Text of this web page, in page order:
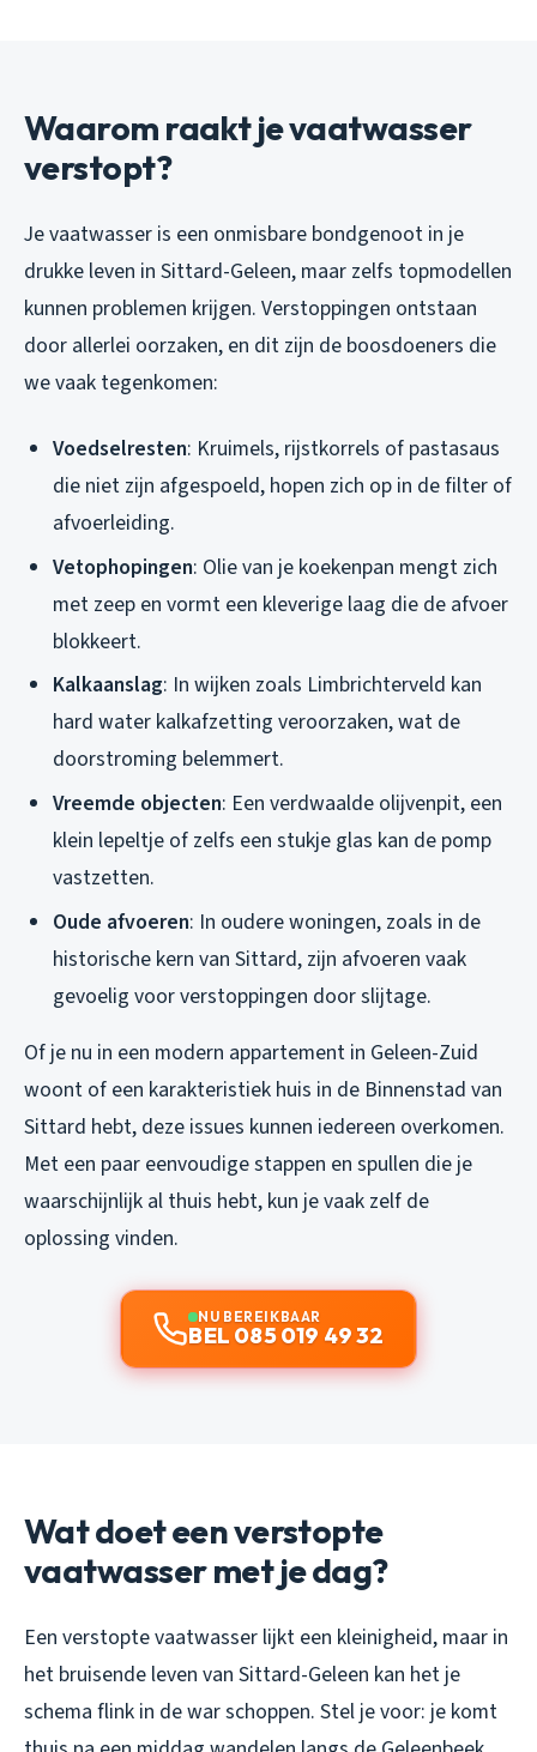
Waarom raakt je vaatwasser
verstopt?
Je vaatwasser is een onmisbare bondgenoot in je
drukke leven in Sittard-Geleen, maar zelfs topmodellen
kunnen problemen krijgen. Verstoppingen ontstaan
door allerlei oorzaken, en dit zijn de boosdoeners die
we vaak tegenkomen:
Voedselresten: Kruimels, rijstkorrels of pastasaus
die niet zijn afgespoeld, hopen zich op in de filter of
afvoerleiding.
Vetophopingen: Olie van je koekenpan mengt zich
met zeep en vormt een kleverige laag die de afvoer
blokkeert.
Kalkaanslag: In wijken zoals Limbrichterveld kan
hard water kalkafzetting veroorzaken, wat de
doorstroming belemmert.
Vreemde objecten: Een verdwaalde olijvenpit, een
klein lepeltje of zelfs een stukje glas kan de pomp
vastzetten.
Oude afvoeren: In oudere woningen, zoals in de
historische kern van Sittard, zijn afvoeren vaak
gevoelig voor verstoppingen door slijtage.
Of je nu in een modern appartement in Geleen-Zuid
woont of een karakteristiek huis in de Binnenstad van
Sittard hebt, deze issues kunnen iedereen overkomen.
Met een paar eenvoudige stappen en spullen die je
waarschijnlijk al thuis hebt, kun je vaak zelf de
oplossing vinden.
NU BEREIKBAAR
BEL 085 019 49 32
Wat doet een verstopte
vaatwasser met je dag?
Een verstopte vaatwasser lijkt een kleinigheid, maar in
het bruisende leven van Sittard-Geleen kan het je
schema flink in de war schoppen. Stel je voor: je komt